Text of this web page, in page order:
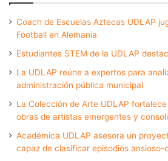
Coach de Escuelas Aztecas UDLAP
Football en Alemania
Estudiantes STEM de la UDLAP
La UDLAP reúne a expertos para
administración pública municipal
La Colección de Arte UDLAP
obras de artistas emergentes y
Académica UDLAP asesora un
capaz de clasificar episodios ansioso-